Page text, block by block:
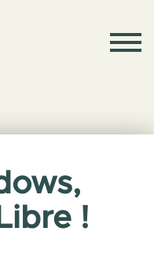
!